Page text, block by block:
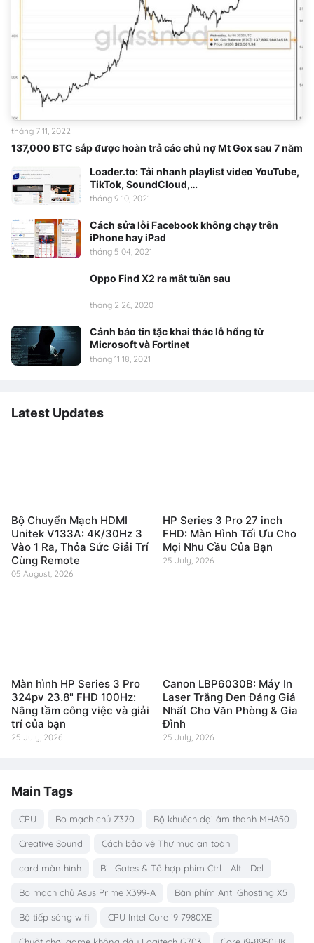
137,000 BTC sắp được hoàn trả các chủ nợ Mt Gox sau 7 năm
tháng 7 11, 2022
Loader.to: Tải nhanh playlist video YouTube,
TikTok, SoundCloud,…
tháng 9 10, 2021
Cách sửa lỗi Facebook không chạy trên
iPhone hay iPad
tháng 5 04, 2021
Oppo Find X2 ra mắt tuần sau
tháng 2 26, 2020
Cảnh báo tin tặc khai thác lỗ hổng từ
Microsoft và Fortinet
tháng 11 18, 2021
Latest Updates
Bộ Chuyển Mạch HDMI
Unitek V133A: 4K/30Hz 3
Vào 1 Ra, Thỏa Sức Giải Trí
Cùng Remote
05 August, 2026
HP Series 3 Pro 27 inch
FHD: Màn Hình Tối Ưu Cho
Mọi Nhu Cầu Của Bạn
25 July, 2026
Màn hình HP Series 3 Pro
324pv 23.8" FHD 100Hz:
Nâng tầm công việc và giải
trí của bạn
25 July, 2026
Canon LBP6030B: Máy In
Laser Trắng Đen Đáng Giá
Nhất Cho Văn Phòng & Gia
Đình
25 July, 2026
Main Tags
CPU Bo mạch chủ Z370 Bộ khuếch đại âm thanh MHA50
Creative Sound Cách bảo vệ Thư mục an toàn
card màn hình Bill Gates & Tổ hợp phím Ctrl - Alt - Del
Bo mạch chủ Asus Prime X399-A Bàn phím Anti Ghosting X5
Bộ tiếp sóng wifi CPU Intel Core i9 7980XE